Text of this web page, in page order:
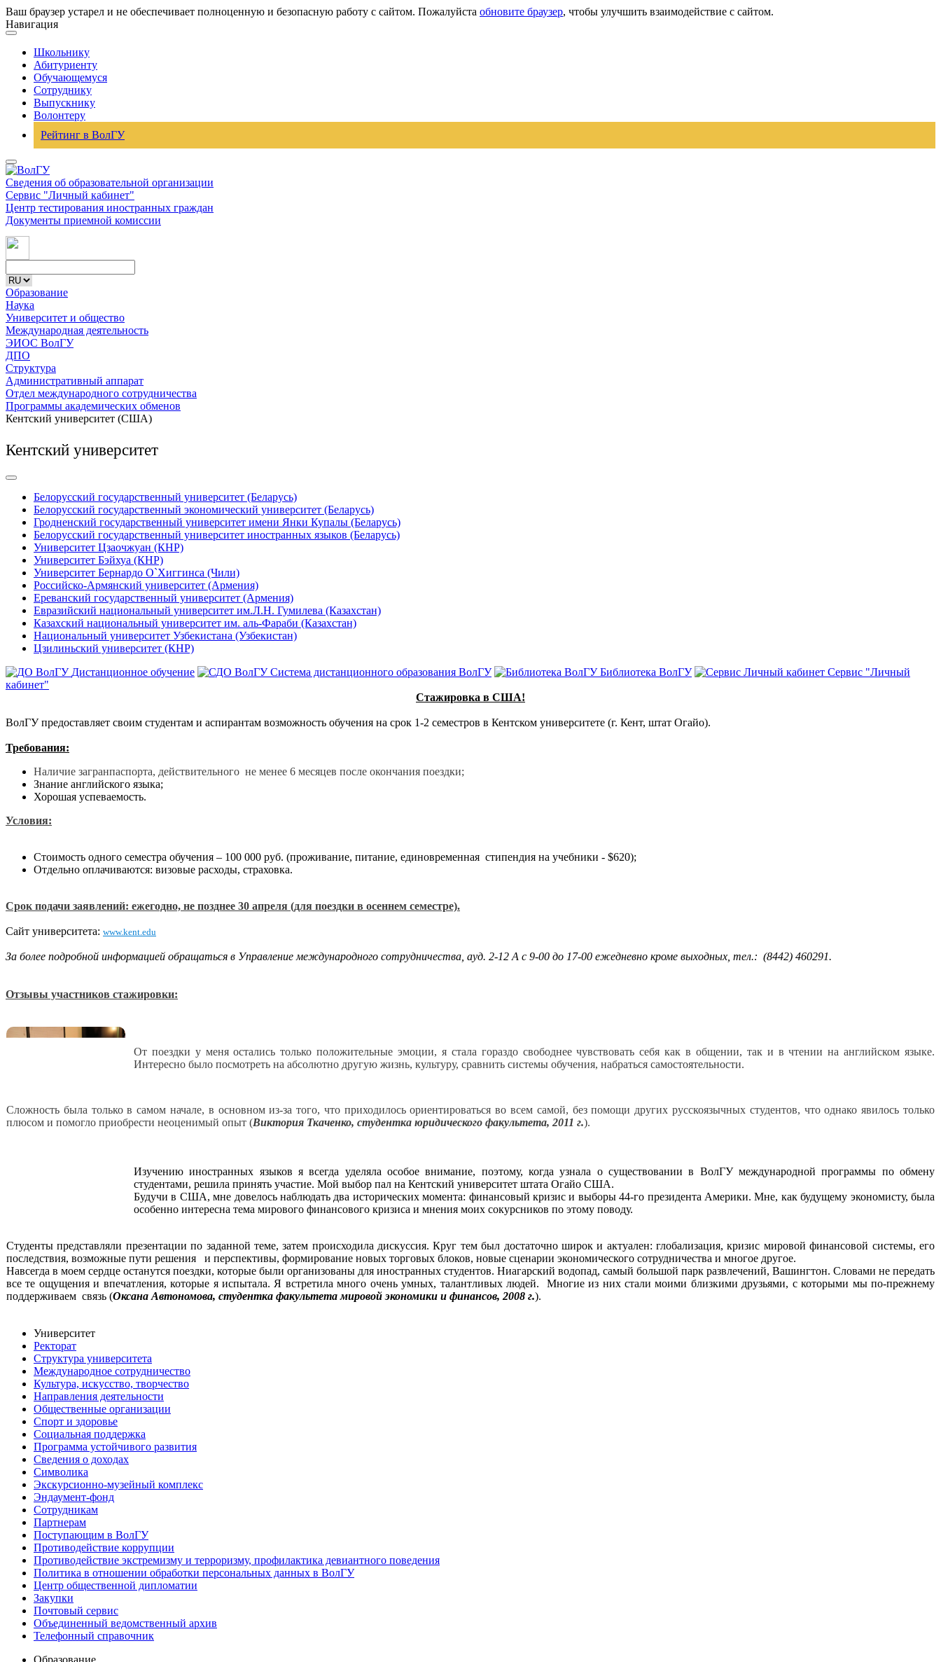
Ваш браузер устарел и не обеспечивает полноценную и безопасную работу с сайтом. Пожалуйста обновите браузер, чтобы улучшить взаимодействие с сайтом.
Навигация
Школьнику
Абитуриенту
Обучающемуся
Сотруднику
Выпускнику
Волонтеру
Рейтинг в ВолГУ
Сведения об образовательной организации
Сервис "Личный кабинет"
Центр тестирования иностранных граждан
Документы приемной комиссии
Образование
Наука
Университет и общество
Международная деятельность
ЭИОС ВолГУ
ДПО
Структура
Административный аппарат
Отдел международного сотрудничества
Программы академических обменов
Кентский университет (США)
Кентский университет
Белорусский государственный университет (Беларусь)
Белорусский государственный экономический университет (Беларусь)
Гродненский государственный университет имени Янки Купалы (Беларусь)
Белорусский государственный университет иностранных языков (Беларусь)
Университет Цзаочжуан (КНР)
Университет Бэйхуа (КНР)
Университет Бернардо О`Хиггинса (Чили)
Российско-Армянский университет (Армения)
Ереванский государственный университет (Армения)
Евразийский национальный университет им.Л.Н. Гумилева (Казахстан)
Казахский национальный университет им. аль-Фараби (Казахстан)
Национальный университет Узбекистана (Узбекистан)
Цзилиньский университет (КНР)
Дистанционное обучение
Система дистанционного образования ВолГУ Библиотека ВолГУ
Сервис "Личный
кабинет"
Стажировка в США!
ВолГУ предоставляет своим студентам и аспирантам возможность обучения на срок 1-2 семестров в Кентском университете (г. Кент, штат Огайо).
Требования:
Наличие загранпаспорта, действительного не менее 6 месяцев после окончания поездки;
Знание английского языка;
Хорошая успеваемость.
Условия:
Стоимость одного семестра обучения – 100 000 руб. (проживание, питание, единовременная стипендия на учебники - $620);
Отдельно оплачиваются: визовые расходы, страховка.
Срок подачи заявлений: ежегодно, не позднее 30 апреля (для поездки в осеннем семестре).
Сайт университета: www.kent.edu
За более подробной информацией обращаться в Управление международного сотрудничества, ауд. 2-12 А с 9-00 до 17-00 ежедневно кроме выходных, тел.: (8442) 460291.
Отзывы участников стажировки:
От поездки у меня остались только положительные эмоции, я стала гораздо свободнее чувствовать себя как в общении, так и в чтении на английском языке.
Интересно было посмотреть на абсолютно другую жизнь, культуру, сравнить системы обучения, набраться самостоятельности.
Сложность была только в самом начале, в основном из-за того, что приходилось ориентироваться во всем самой, без помощи других русскоязычных студентов, что однако явилось только
плюсом и помогло приобрести неоценимый опыт (Виктория Ткаченко, студентка юридического факультета, 2011 г.).
Изучению иностранных языков я всегда уделяла особое внимание, поэтому, когда узнала о существовании в ВолГУ международной программы по обмену
студентами, решила принять участие. Мой выбор пал на Кентский университет штата Огайо США.
Будучи в США, мне довелось наблюдать два исторических момента: финансовый кризис и выборы 44-го президента Америки. Мне, как будущему экономисту, была
особенно интересна тема мирового финансового кризиса и мнения моих сокурсников по этому поводу.
Студенты представляли презентации по заданной теме, затем происходила дискуссия. Круг тем был достаточно широк и актуален: глобализация, кризис мировой финансовой системы, его
последствия, возможные пути решения и перспективы, формирование новых торговых блоков, новые сценарии экономического сотрудничества и многое другое.
Навсегда в моем сердце останутся поездки, которые были организованы для иностранных студентов. Ниагарский водопад, самый большой парк развлечений, Вашингтон. Словами не передать
все те ощущения и впечатления, которые я испытала. Я встретила много очень умных, талантливых людей. Многие из них стали моими близкими друзьями, с которыми мы по-прежнему
поддерживаем связь (Оксана Автономова, студентка факультета мировой экономики и финансов, 2008 г.).
Университет
Ректорат
Структура университета
Международное сотрудничество
Культура, искусство, творчество
Направления деятельности
Общественные организации
Спорт и здоровье
Социальная поддержка
Программа устойчивого развития
Сведения о доходах
Символика
Экскурсионно-музейный комплекс
Эндаумент-фонд
Сотрудникам
Партнерам
Поступающим в ВолГУ
Противодействие коррупции
Противодействие экстремизму и терроризму, профилактика девиантного поведения
Политика в отношении обработки персональных данных в ВолГУ
Центр общественной дипломатии
Закупки
Почтовый сервис
Объединенный ведомственный архив
Телефонный справочник
Образование